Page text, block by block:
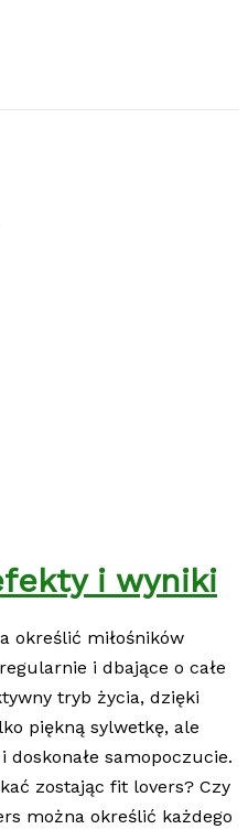
i wyniki
określić miłośników
i dbające o całe
tryb życia, dzięki
piękną sylwetkę, ale
samopoczucie.
zostając fit lovers? Czy
można określić każdego